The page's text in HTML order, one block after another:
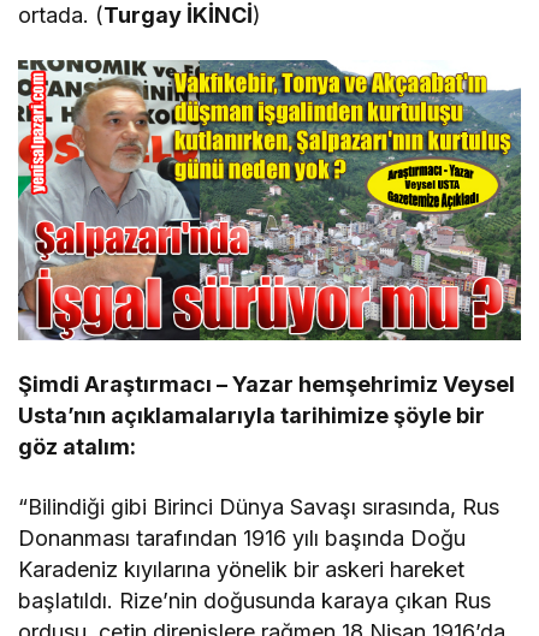
ortada. (Turgay İKİNCİ)
Şimdi Araştırmacı – Yazar hemşehrimiz Veysel
Usta’nın açıklamalarıyla tarihimize şöyle bir
göz atalım:
“Bilindiği gibi Birinci Dünya Savaşı sırasında, Rus
Donanması tarafından 1916 yılı başında Doğu
Karadeniz kıyılarına yönelik bir askeri hareket
başlatıldı. Rize’nin doğusunda karaya çıkan Rus